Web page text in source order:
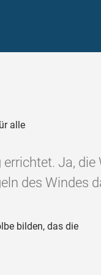
alle
Ja, die
des Windes
bilden, das die